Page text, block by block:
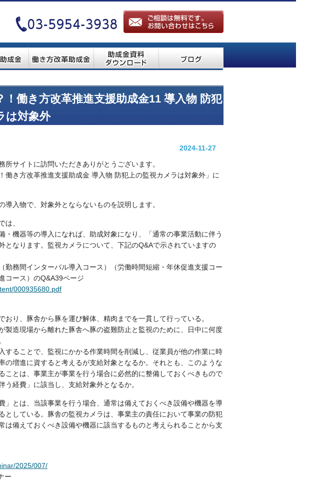
！働き方改革推進支援助成金11 導入物 防犯
は対象外
2024-11-27
所サイトに訪問いただきありがとうございます。
働き方改革推進支援助成金 導入物 防犯上の監視カメラは対象外」に
導入物で、対象外とならないものを説明します。
は、
・機器等の導入になれば、助成対象になり、「通常の事業活動に伴う
となります。監視カメラについて、下記のQ&Aで示されていますの
勤務間インターバル導入コース）（労働時間短縮・年休促進支援コー
コース）のQ&A39ページ
000935680.pdf
おり、豚舎から豚を運び解体、精肉までを一貫して行っている。
製造現場から離れた豚舎へ豚の盗難防止と監視のために、日中に何度
することで、監視にかかる作業時間を削減し、従業員が他の作業に時
の増進に資すると考えるが支給対象となるか。それとも、このような
ことは、事業主が事業を行う場合に必然的に整備しておくべきもので
う経費」に該当し、支給対象外となるか。
」とは、当該事業を行う場合、通常は備えておくべき設備や機器を導
としている。豚舎の監視カメラは、事業主の責任において事業の防犯
は備えておくべき設備や機器に該当するものと考えられることから支
2025/007/
ー